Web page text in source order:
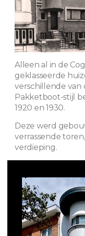
Alleen al in de
geklasseerde
verschillende van
Pakketboot-stijl
1920 en 1930.
Deze werd
verrassende
verdieping.